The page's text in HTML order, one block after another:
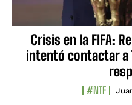
Crisis en la FIFA:
intentó contactar a
#NTF